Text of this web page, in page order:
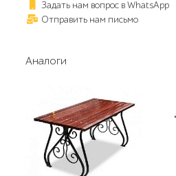
Задать нам вопрос в WhatsApp
Отправить нам письмо
Аналоги